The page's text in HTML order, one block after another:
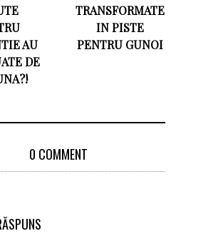
AU
DE
TRANSFORMATE
IN PISTE
PENTRU GUNOI
0 COMMENT